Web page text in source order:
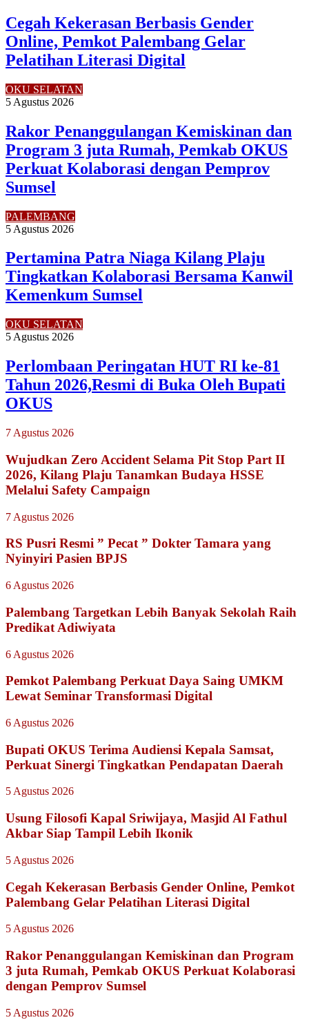
Cegah Kekerasan Berbasis Gender
Online, Pemkot Palembang Gelar
Pelatihan Literasi Digital
OKU SELATAN
5 Agustus 2026
Rakor Penanggulangan Kemiskinan dan
Program 3 juta Rumah, Pemkab OKUS
Perkuat Kolaborasi dengan Pemprov
Sumsel
PALEMBANG
5 Agustus 2026
Pertamina Patra Niaga Kilang Plaju
Tingkatkan Kolaborasi Bersama Kanwil
Kemenkum Sumsel
OKU SELATAN
5 Agustus 2026
Perlombaan Peringatan HUT RI ke-81
Tahun 2026,Resmi di Buka Oleh Bupati
OKUS
7 Agustus 2026
Wujudkan Zero Accident Selama Pit Stop Part II
2026, Kilang Plaju Tanamkan Budaya HSSE
Melalui Safety Campaign
7 Agustus 2026
RS Pusri Resmi ” Pecat ” Dokter Tamara yang
Nyinyiri Pasien BPJS
6 Agustus 2026
Palembang Targetkan Lebih Banyak Sekolah Raih
Predikat Adiwiyata
6 Agustus 2026
Pemkot Palembang Perkuat Daya Saing UMKM
Lewat Seminar Transformasi Digital
6 Agustus 2026
Bupati OKUS Terima Audiensi Kepala Samsat,
Perkuat Sinergi Tingkatkan Pendapatan Daerah
5 Agustus 2026
Usung Filosofi Kapal Sriwijaya, Masjid Al Fathul
Akbar Siap Tampil Lebih Ikonik
5 Agustus 2026
Cegah Kekerasan Berbasis Gender Online, Pemkot
Palembang Gelar Pelatihan Literasi Digital
5 Agustus 2026
Rakor Penanggulangan Kemiskinan dan Program
3 juta Rumah, Pemkab OKUS Perkuat Kolaborasi
dengan Pemprov Sumsel
5 Agustus 2026